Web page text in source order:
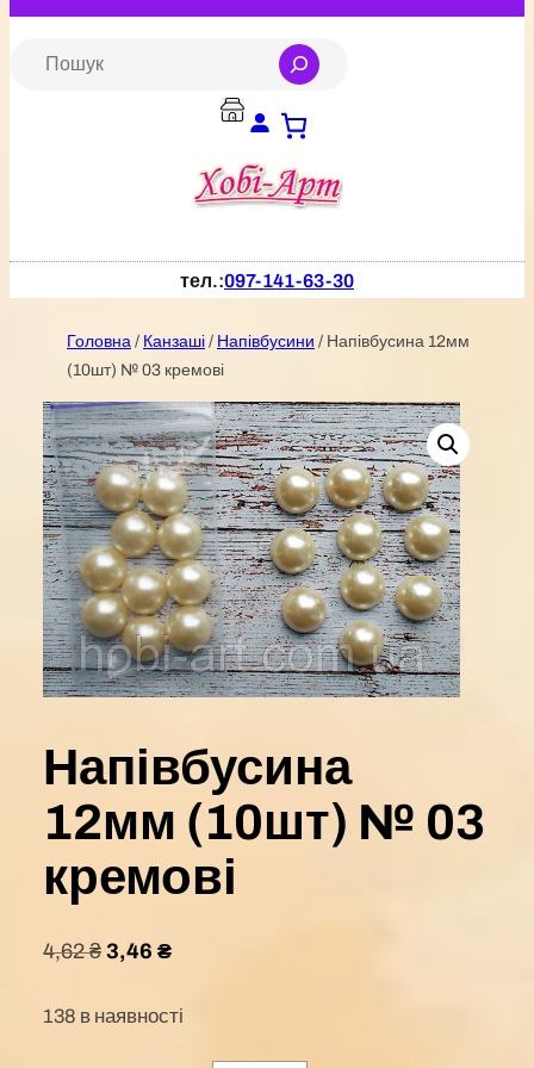
Перейти
тел.:097-141-63-30
Головна / Канзаші / Напівбусини / Напівбусина 12мм
(10шт) № 03 кремові
Напівбусина
12мм (10шт) № 03
кремові
4,62₴ 3,46 ₴
138 в наявності